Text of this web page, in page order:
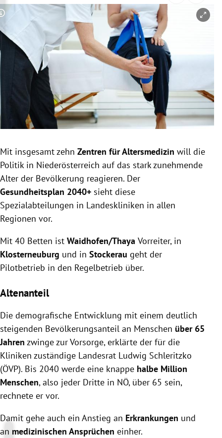
Untermenü
Untermenü
Untermenü
Untermenü
Untermenü
Untermenü
Untermenü
Copyright-Hinweis öffnen/schließen
Mit insgesamt zehn Zentren für Altersmedizin will die
Politik in Niederösterreich auf das stark zunehmende
Alter der Bevölkerung reagieren. Der
Gesundheitsplan 2040+ sieht diese
Spezialabteilungen in Landeskliniken in allen
Regionen vor.
Mit 40 Betten ist Waidhofen/Thaya Vorreiter, in
Klosterneuburg und in Stockerau geht der
Pilotbetrieb in den Regelbetrieb über.
Altenanteil
Die demografische Entwicklung mit einem deutlich
steigenden Bevölkerungsanteil an Menschen über 65
Jahren zwinge zur Vorsorge, erklärte der für die
Kliniken zuständige Landesrat Ludwig Schleritzko
(ÖVP). Bis 2040 werde eine knappe halbe Million
Menschen, also jeder Dritte in NÖ, über 65 sein,
rechnete er vor.
Damit gehe auch ein Anstieg an Erkrankungen und
an medizinischen Ansprüchen einher.